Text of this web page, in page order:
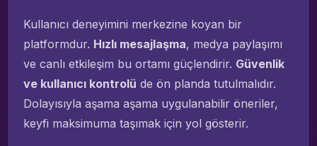
Kullanıcı deneyimini merkezine koyan bir
platformdur. Hızlı mesajlaşma, medya paylaşımı
ve canlı etkileşim bu ortamı güçlendirir. Güvenlik
ve kullanıcı kontrolü de ön planda tutulmalıdır.
Dolayısıyla aşama aşama uygulanabilir öneriler,
keyfi maksimuma taşımak için yol gösterir.